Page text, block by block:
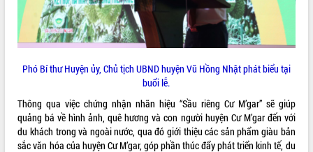
Thứ trưởng Bộ Nông nghiệp và Môi
trường Nguyễn Hoàng Hiệp khảo sát
vùng trồng và doanh nghiệp đóng gói
Trình diễn nghệ thuật chế biến các
Đắk Lắk công bố Quy hoạch và xúc
tiến đầu tư tỉnh
Ngành cá ngừ Đắk Lắk chủ động thích
Phó Bí thư Huyện ủy, Chủ tịch UBND huyện Vũ Hồng Nhật phát biểu tại
buổi lễ.
Thông qua việc chứng nhận nhãn hiệu “Sầu riêng Cư M’gar” sẽ giúp
quảng bá về hình ảnh, quê hương và con người huyện Cư M’gar đến với
du khách trong và ngoài nước, qua đó giới thiệu các sản phẩm giàu bản
sắc văn hóa của huyện Cư M’gar, góp phần thúc đẩy phát triển kinh tế, du